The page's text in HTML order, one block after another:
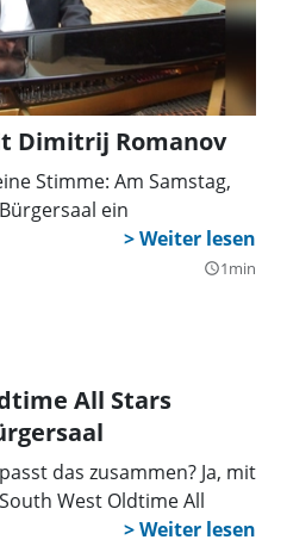
Dimitrij Romanov
Stimme: Am Samstag,
ein
query_builder1min
All Stars
das zusammen? Ja, mit
West Oldtime All